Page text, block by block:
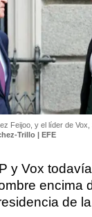
Feijoo, y el líder de
Trillo | EFE
y Vox
encima
de